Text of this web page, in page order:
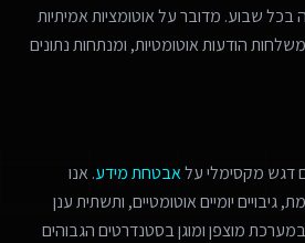
שבוע. מדובר על אוטומציות אמיתיות
הודעות אוטומטיות, ומנתחות נתונים
דגש מקסימלי עלאבטחת מידע. אנו
יומיים אוטומטיים, ותשתית ענן
מוצפן ומוגן בסטנדרטים הגבוהים